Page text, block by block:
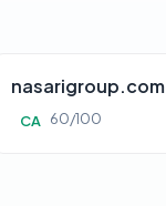
nasarigroup.com
CA 60/100